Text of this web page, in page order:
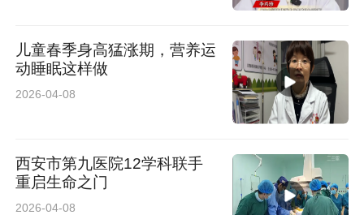
儿童春季身高猛涨期，营养运
动睡眠这样做
2026-04-08
西安市第九医院12学科联手
重启生命之门
2026-04-08